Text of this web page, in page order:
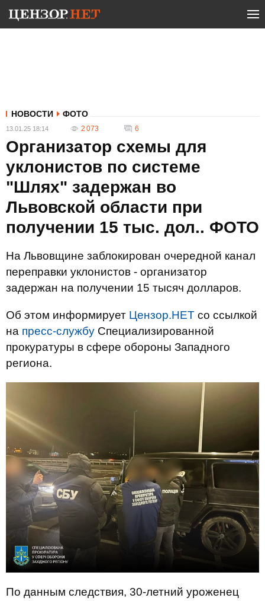
НОВОСТИ ФОТО
13.01.25 18:14 2 073 6
Организатор схемы для
уклонистов по системе
"Шлях" задержан во
Львовской области при
получении 15 тыс. дол.. ФОТО
На Львовщине заблокирован очередной канал
переправки уклонистов - организатор
задержан на получении 15 тысяч долларов.
Об этом информирует Цензор.НЕТ со ссылкой
на пресс-службу Специализированной
прокуратуры в сфере обороны Западного
региона.
По данным следствия, 30-летний уроженец